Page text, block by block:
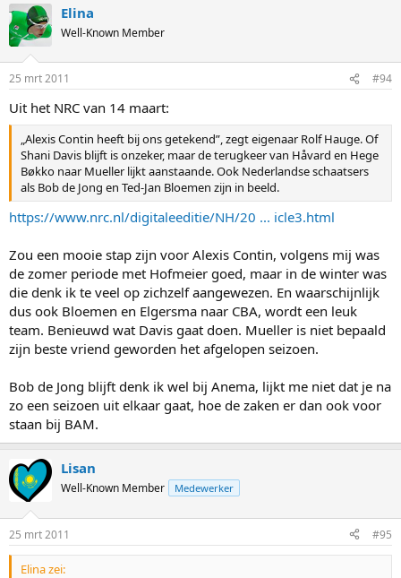
Elina
Well-Known Member
25 mrt 2011 #94
Uit het NRC van 14 maart:
„Alexis Contin heeft bij ons getekend”, zegt eigenaar Rolf Hauge. Of
Shani Davis blijft is onzeker, maar de terugkeer van Håvard en Hege
Bøkko naar Mueller lijkt aanstaande. Ook Nederlandse schaatsers
als Bob de Jong en Ted-Jan Bloemen zijn in beeld.
https://www.nrc.nl/digitaleeditie/NH/20 ... icle3.html
Zou een mooie stap zijn voor Alexis Contin, volgens mij was
de zomer periode met Hofmeier goed, maar in de winter was
die denk ik te veel op zichzelf aangewezen. En waarschijnlijk
dus ook Bloemen en Elgersma naar CBA, wordt een leuk
team. Benieuwd wat Davis gaat doen. Mueller is niet bepaald
zijn beste vriend geworden het afgelopen seizoen.
Bob de Jong blijft denk ik wel bij Anema, lijkt me niet dat je na
zo een seizoen uit elkaar gaat, hoe de zaken er dan ook voor
staan bij BAM.
Lisan
Well-Known Member Medewerker
25 mrt 2011 #95
Elina zei: